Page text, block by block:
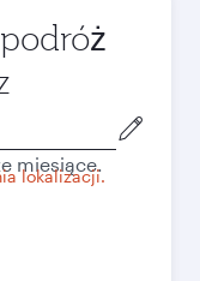
lokalizacji.
miesiące.